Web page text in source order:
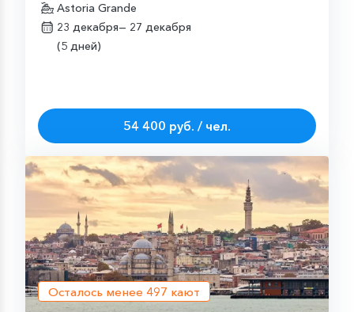
Astoria Grande
23 декабря— 27 декабря
(5 дней)
54 400 руб. / чел.
Осталось менее 497 кают